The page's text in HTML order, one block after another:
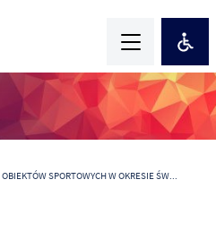
SPORTOWYCH W OKRESIE ŚW...